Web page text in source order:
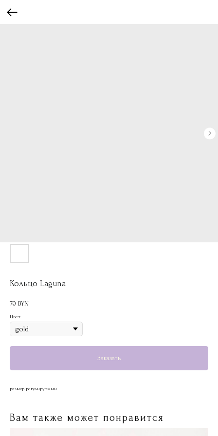
Кольцо Laguna
70 BYN
Цвет
Заказать
размер регулируемый
Вам также может понравится